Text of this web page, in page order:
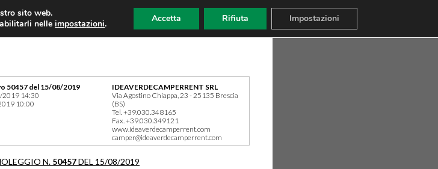
IDEAVERDECAMPERRENT SRL
Via Agostino Chiappa, 23 - 25135 Brescia
(BS)
Tel. +39.030.348165
Fax. +39.030.349121
www.ideaverdecamperrent.com
camper@ideaverdecamperrent.com
50457 del 15/08/2019
14:30
10:00
N. 50457DEL 15/08/2019
sito web.
nelleimpostazioni. Accetta Rifiuta Impostazioni